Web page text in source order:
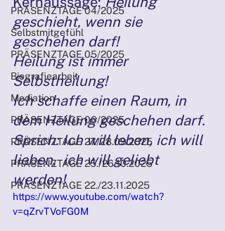
PRÄSENZTAGE 04/2025
Selbstmitgefühl
PRÄSENZTAGE 05/2025
Biografiearbeit
Mediation
PRÄSENZTAGE 06/2025
PRÄSENZTAGE 27./28.09.2025
PRÄSENZTAGE 25./26.10.2025
PRÄSENZTAGE 22./23.11.2025
geschieht, wenn sie
geschehen darf!
Heilung ist immer
Selbstheilung!
Ich schaffe einen Raum, in
dem Heilung geschehen darf.
Sprich: Ich will leben, ich will
lieben,  ich will geliebt
werden!
https://www.youtube.com/watch?
v=qZrvTVoFG0M